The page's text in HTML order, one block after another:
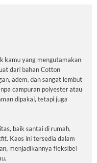
kamu yang mengutamakan
dari bahan Cotton
adem, dan sangat lembut
campuran polyester atau
dipakai, tetapi juga
baik santai di rumah,
Kaos ini tersedia dalam
menjadikannya fleksibel